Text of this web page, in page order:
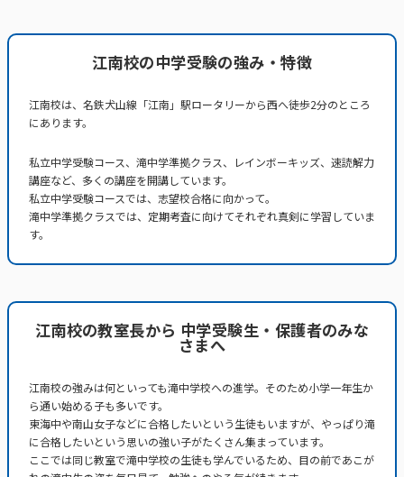
江南校の中学受験の強み・特徴
江南校は、名鉄犬山線「江南」駅ロータリーから西へ徒歩2分のところ
にあります。
私立中学受験コース、滝中学準拠クラス、レインボーキッズ、速読解力
講座など、多くの講座を開講しています。
私立中学受験コースでは、志望校合格に向かって。
滝中学準拠クラスでは、定期考査に向けてそれぞれ真剣に学習していま
す。
江南校の教室長から 中学受験生・保護者のみな
さまへ
江南校の強みは何といっても滝中学校への進学。そのため小学一年生か
ら通い始める子も多いです。
東海中や南山女子などに合格したいという生徒もいますが、やっぱり滝
に合格したいという思いの強い子がたくさん集まっています。
ここでは同じ教室で滝中学校の生徒も学んでいるため、目の前であこが